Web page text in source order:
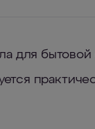
для